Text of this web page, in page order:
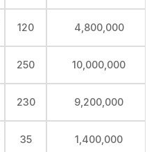
120 4,800,000
250 10,000,000
230 9,200,000
35 1,400,000